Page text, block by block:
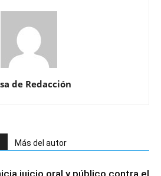
de Redacción
Más del autor